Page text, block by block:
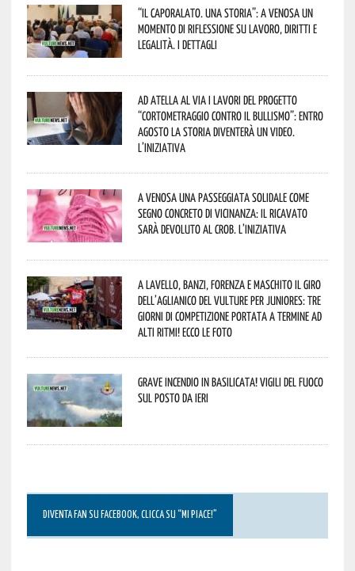
“Il caporalato. Una storia”: a Venosa un
momento di riflessione su lavoro, diritti e
legalità. I dettagli
Ad Atella al via i lavori del progetto
“Cortometraggio contro il bullismo”: entro
agosto la storia diventerà un video.
L’iniziativa
A Venosa una passeggiata solidale come
segno concreto di vicinanza: il ricavato
sarà devoluto al CROB. L’iniziativa
A Lavello, Banzi, Forenza e Maschito il Giro
dell’Aglianico del Vulture per juniores: tre
giorni di competizione portata a termine ad
alti ritmi! Ecco le foto
Grave incendio in Basilicata! Vigili del fuoco
sul posto da ieri
DIVENTA FAN SU FACEBOOK, CLICCA SU “MI PIACE!”